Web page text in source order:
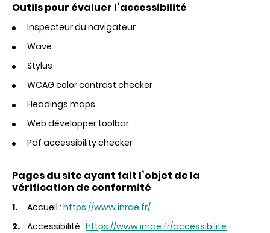
Outils pour évaluer l’accessibilité
Inspecteur du navigateur
Wave
Stylus
WCAG color contrast checker
Headings maps
Web développer toolbar
Pdf accessibility checker
Pages du site ayant fait l’objet de la
vérification de conformité
Accueil : https://www.inrae.fr/
Accessibilité : https://www.inrae.fr/accessibilite